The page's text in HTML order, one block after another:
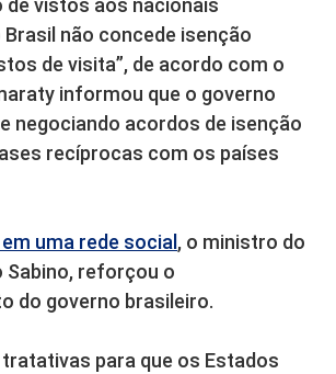
de vistos aos nacionais
Brasil não concede isenção
de visita”, de acordo com o
informou que o governo
negociando acordos de isenção
recíprocas com os países
uma rede social , o ministro do
Sabino, reforçou o
do governo brasileiro.
tratativas para que os Estados